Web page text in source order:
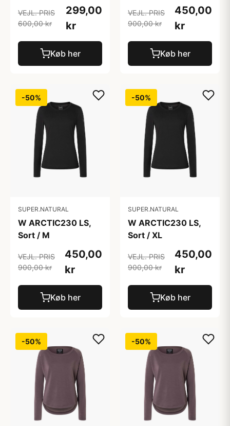
VEJL. PRIS
600,00 kr
299,00
kr
Køb her
VEJL. PRIS
900,00 kr
450,00
kr
Køb her
-50%
SUPER.NATURAL
W ARCTIC230 LS,
Sort / M
VEJL. PRIS
900,00 kr
450,00
kr
Køb her
-50%
SUPER.NATURAL
W ARCTIC230 LS,
Sort / XL
VEJL. PRIS
900,00 kr
450,00
kr
Køb her
-50% -50%